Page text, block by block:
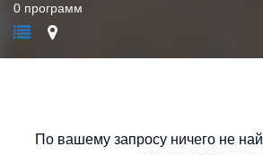
0 программ
По вашему запросу ничего не